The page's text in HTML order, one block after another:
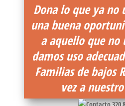
Dona lo que ya no
una buena
a aquello que no
damos uso
Familias de bajos
vez a